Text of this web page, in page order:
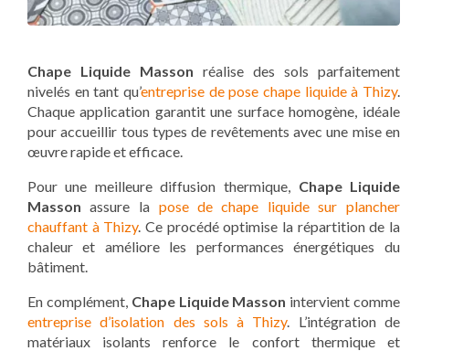
Chape Liquide Masson réalise des sols parfaitement
nivelés en tant qu’entreprise de pose chape liquide à Thizy.
Chaque application garantit une surface homogène, idéale
pour accueillir tous types de revêtements avec une mise en
œuvre rapide et efficace.
Pour une meilleure diffusion thermique, Chape Liquide
Masson assure la pose de chape liquide sur plancher
chauffant à Thizy. Ce procédé optimise la répartition de la
chaleur et améliore les performances énergétiques du
bâtiment.
En complément, Chape Liquide Masson intervient comme
entreprise d’isolation des sols à Thizy. L’intégration de
matériaux isolants renforce le confort thermique et